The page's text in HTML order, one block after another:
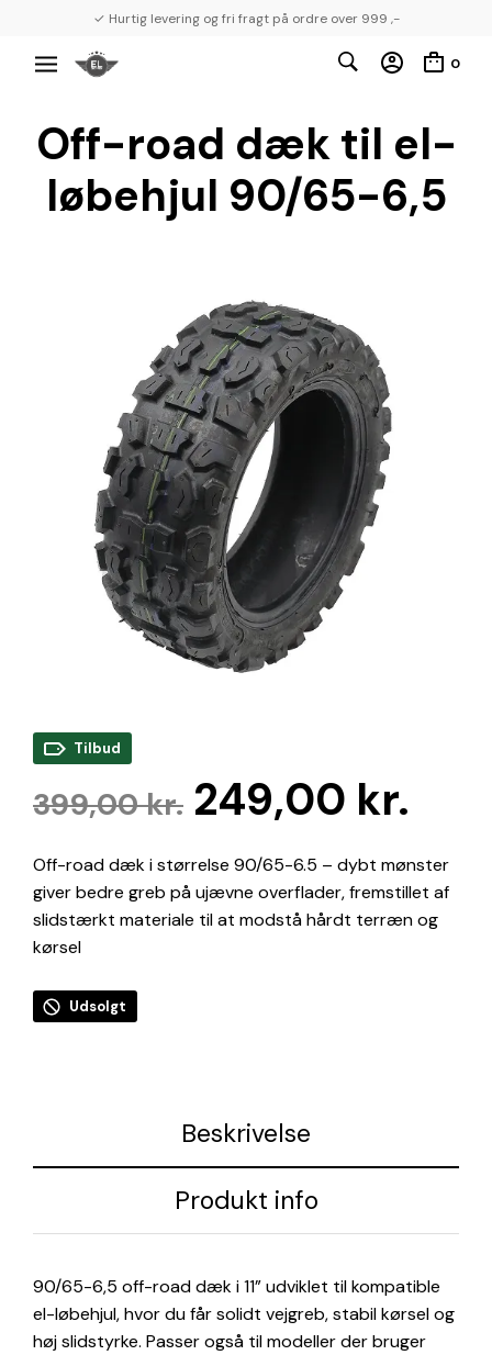
✓ Hurtig levering og fri fragt på ordre over 999 ,-
0
Off-road dæk til el-
løbehjul 90/65-6,5
Tilbud
399,00kr. Den
oprindelige
pris
var:
249,00 kr.
pris
er:
Off-road dæk i størrelse 90/65-6.5 – dybt mønster
giver bedre greb på ujævne overflader, fremstillet af
slidstærkt materiale til at modstå hårdt terræn og
kørsel
Udsolgt
Beskrivelse
Produkt info
90/65-6,5 off-road dæk i 11” udviklet til kompatible
el-løbehjul, hvor du får solidt vejgreb, stabil kørsel og
høj slidstyrke. Passer også til modeller der bruger